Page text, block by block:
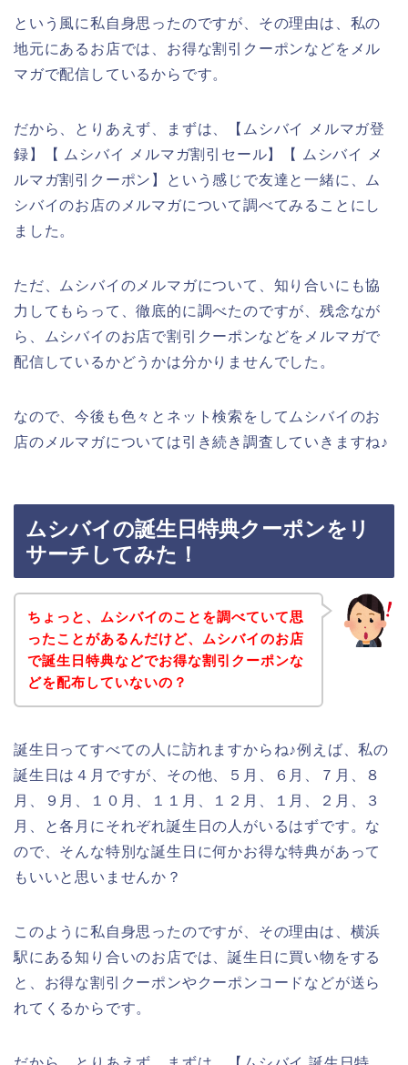
という風に私自身思ったのですが、その理由は、私の
地元にあるお店では、お得な割引クーポンなどをメル
マガで配信しているからです。
だから、とりあえず、まずは、【ムシバイ メルマガ登
録】【 ムシバイ メルマガ割引セール】【 ムシバイ メ
ルマガ割引クーポン】という感じで友達と一緒に、ム
シバイのお店のメルマガについて調べてみることにし
ました。
ただ、ムシバイのメルマガについて、知り合いにも協
力してもらって、徹底的に調べたのですが、残念なが
ら、ムシバイのお店で割引クーポンなどをメルマガで
配信しているかどうかは分かりませんでした。
なので、今後も色々とネット検索をしてムシバイのお
店のメルマガについては引き続き調査していきますね♪
ムシバイの誕生日特典クーポンをリ
サーチしてみた！
ちょっと、ムシバイのことを調べていて思
ったことがあるんだけど、ムシバイのお店
で誕生日特典などでお得な割引クーポンな
どを配布していないの？
誕生日ってすべての人に訪れますからね♪例えば、私の
誕生日は４月ですが、その他、５月、６月、７月、８
月、９月、１０月、１１月、１２月、１月、２月、３
月、と各月にそれぞれ誕生日の人がいるはずです。な
ので、そんな特別な誕生日に何かお得な特典があって
もいいと思いませんか？
このように私自身思ったのですが、その理由は、横浜
駅にある知り合いのお店では、誕生日に買い物をする
と、お得な割引クーポンやクーポンコードなどが送ら
れてくるからです。